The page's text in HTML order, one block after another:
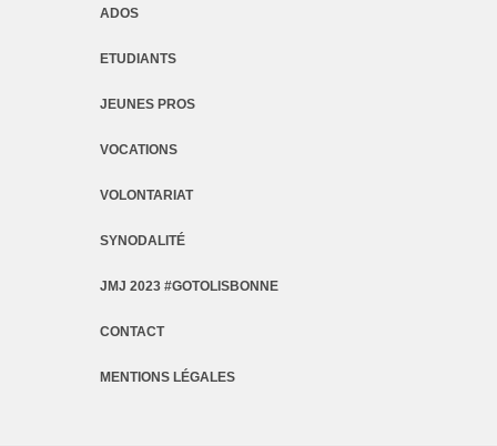
ADOS
ETUDIANTS
JEUNES PROS
VOCATIONS
VOLONTARIAT
SYNODALITÉ
JMJ 2023 #GOTOLISBONNE
CONTACT
MENTIONS LÉGALES